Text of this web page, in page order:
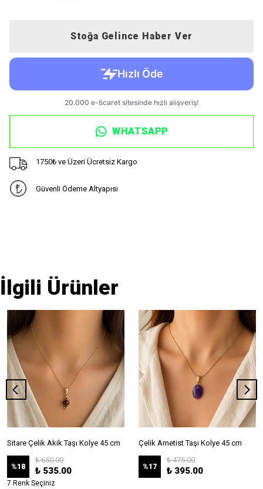
Stoğa Gelince Haber Ver
WHATSAPP
1750₺ ve Üzeri Ücretsiz Kargo
Güvenli Ödeme Altyapısı
İlgili Ürünler
Sitare Çelik Akik Taşı Kolye 45 cm
%18
₺ 650.00
₺ 535.00
7 Renk Seçiniz
Çelik Ametist Taşı Kolye 45 cm
%17
₺ 475.00
₺ 395.00